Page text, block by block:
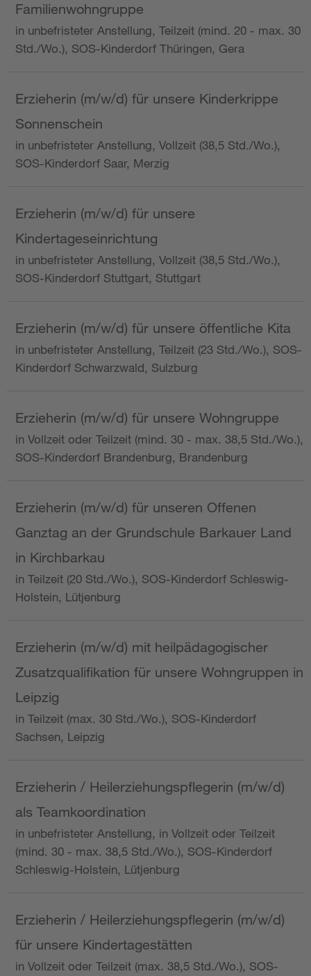
Familienwohngruppe
in unbefristeter Anstellung, Teilzeit (mind. 20 - max. 30
Std./Wo.), SOS-Kinderdorf Thüringen, Gera
Erzieherin (m/w/d) für unsere Kinderkrippe
Sonnenschein
in unbefristeter Anstellung, Vollzeit (38,5 Std./Wo.),
SOS-Kinderdorf Saar, Merzig
Erzieherin (m/w/d) für unsere
Kindertageseinrichtung
in unbefristeter Anstellung, Vollzeit (38,5 Std./Wo.),
SOS-Kinderdorf Stuttgart, Stuttgart
Erzieherin (m/w/d) für unsere öffentliche Kita
in unbefristeter Anstellung, Teilzeit (23 Std./Wo.), SOS-
Kinderdorf Schwarzwald, Sulzburg
Erzieherin (m/w/d) für unsere Wohngruppe
in Vollzeit oder Teilzeit (mind. 30 - max. 38,5 Std./Wo.),
SOS-Kinderdorf Brandenburg, Brandenburg
Erzieherin (m/w/d) für unseren Offenen
Ganztag an der Grundschule Barkauer Land
in Kirchbarkau
in Teilzeit (20 Std./Wo.), SOS-Kinderdorf Schleswig-
Holstein, Lütjenburg
Erzieherin (m/w/d) mit heilpädagogischer
Zusatzqualifikation für unsere Wohngruppen in
Leipzig
in Teilzeit (max. 30 Std./Wo.), SOS-Kinderdorf
Sachsen, Leipzig
Erzieherin / Heilerziehungspflegerin (m/w/d)
als Teamkoordination
in unbefristeter Anstellung, in Vollzeit oder Teilzeit
(mind. 30 - max. 38,5 Std./Wo.), SOS-Kinderdorf
Schleswig-Holstein, Lütjenburg
Erzieherin / Heilerziehungspflegerin (m/w/d)
für unsere Kindertagestätten
in Vollzeit oder Teilzeit (max. 38,5 Std./Wo.), SOS-